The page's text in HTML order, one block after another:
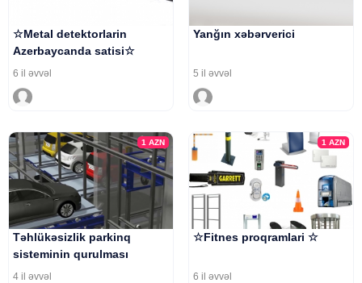
☆Metal detektorlarin
Azerbaycanda satisi☆
6 il əvvəl
Yanğın xəbərverici
5 il əvvəl
1AZN
Təhlükəsizlik parkinq
sisteminin qurulması
4 il əvvəl
1 AZN
☆Fitnes proqramlari ☆
6 il əvvəl